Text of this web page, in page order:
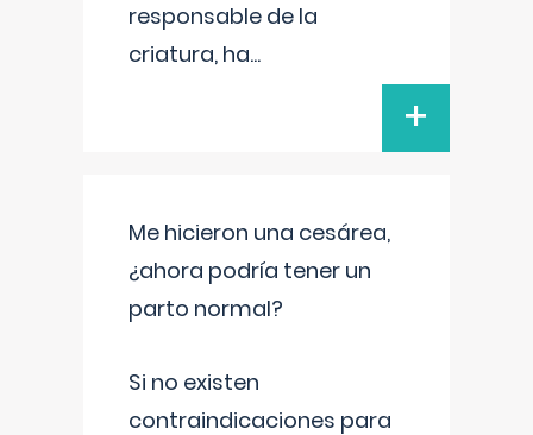
responsable de la
criatura, ha...
+
Me hicieron una cesárea,
¿ahora podría tener un
parto normal?
Si no existen
contraindicaciones para